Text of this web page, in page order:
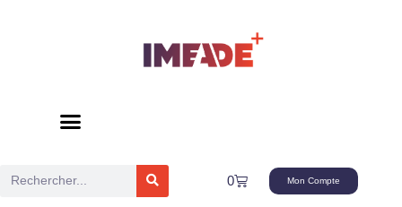
Rechercher 0
Panier Mon Compte